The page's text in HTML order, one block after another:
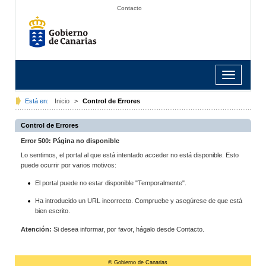
Contacto
Toggle
navigation
Está en: Inicio > Control de Errores
Control de Errores
Error 500: Página no disponible
Lo sentimos, el portal al que está intentado acceder no está disponible. Esto
puede ocurrir por varios motivos:
El portal puede no estar disponible "Temporalmente".
Ha introducido un URL incorrecto. Compruebe y asegúrese de que está
bien escrito.
Atención: Si desea informar, por favor, hágalo desde Contacto.
© Gobierno de Canarias